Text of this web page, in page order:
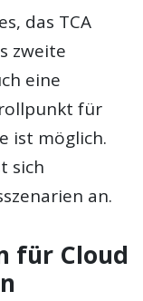
das TCA
zweite
eine
für
ist möglich.
sich
an.
für Cloud